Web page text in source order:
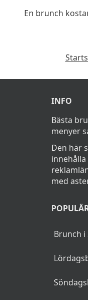
En brunch
INFO
Bästa
menyer
Den här
med
Brunch